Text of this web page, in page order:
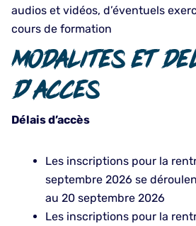
audios et vidéos, d’éventuels
cours de formation
Modalites et
d’acces
Délais d’accès
Les inscriptions pour la
septembre 2026 se
au 20 septembre 2026
Les inscriptions pour la